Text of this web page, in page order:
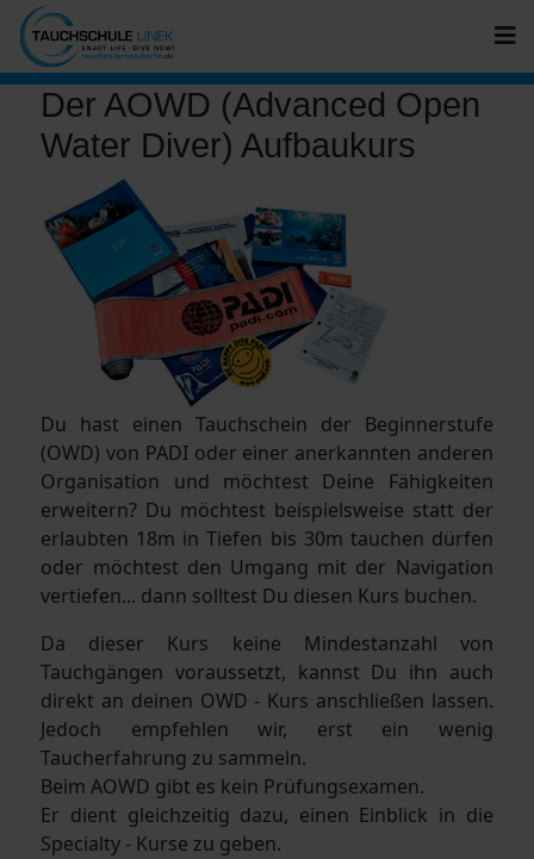
Der AOWD (Advanced Open
Water Diver) Aufbaukurs
Du hast einen Tauchschein der Beginnerstufe
(OWD) von PADI oder einer anerkannten anderen
Organisation und möchtest Deine Fähigkeiten
erweitern? Du möchtest beispielsweise statt der
erlaubten 18m in Tiefen bis 30m tauchen dürfen
oder möchtest den Umgang mit der Navigation
vertiefen... dann solltest Du diesen Kurs buchen.
Da dieser Kurs keine Mindestanzahl von
Tauchgängen voraussetzt, kannst Du ihn auch
direkt an deinen OWD - Kurs anschließen lassen.
Jedoch empfehlen wir, erst ein wenig
Taucherfahrung zu sammeln.
Beim AOWD gibt es kein Prüfungsexamen.
Er dient gleichzeitig dazu, einen Einblick in die
Specialty - Kurse zu geben.